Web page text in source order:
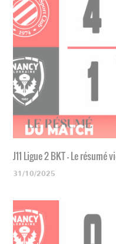
J11 Ligue 2 BKT - Le
31/10/2025